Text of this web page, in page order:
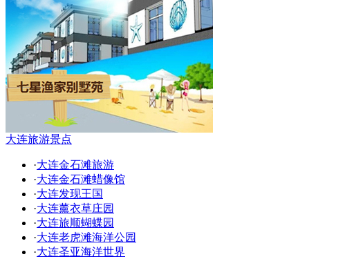
大连旅游景点
·大连金石滩旅游
·大连金石滩蜡像馆
·大连发现王国
·大连薰衣草庄园
·大连旅顺蝴蝶园
·大连老虎滩海洋公园
·大连圣亚海洋世界